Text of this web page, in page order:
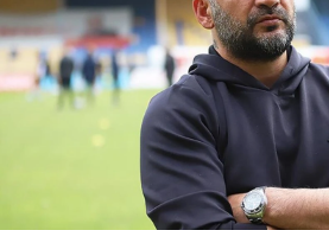
Kadın
Erişim Bilgileri
Sağlık
Teknoloji